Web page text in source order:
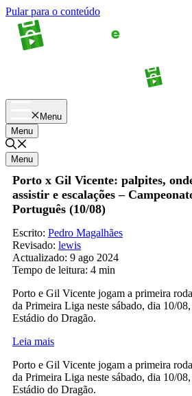
Pular para o conteúdo
Menu
Menu
Menu
Porto x Gil Vicente: palpites,
assistir e escalações –
Português (10/08)
Escrito: Pedro Magalhães
Revisado: lewis
Actualizado: 9 ago 2024
Tempo de leitura: 4 min
Porto e Gil Vicente jogam a primeira
da Primeira Liga neste sábado, dia 10/
Estádio do Dragão.
Leia mais
Porto e Gil Vicente jogam a primeira
da Primeira Liga neste sábado, dia 10/
Estádio do Dragão.